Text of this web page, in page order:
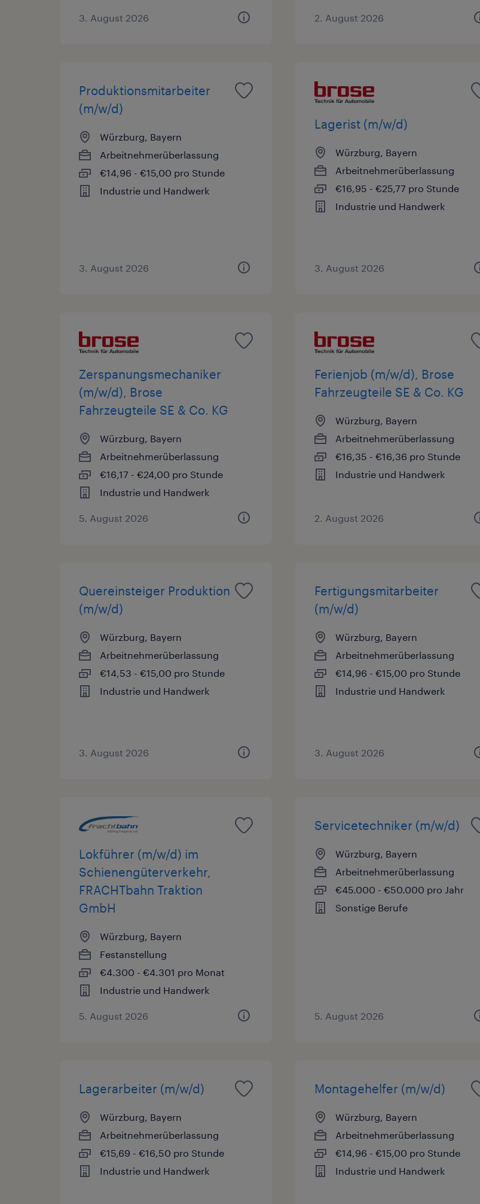
3. August 2026 2. August 2026
Produktionsmitarbeiter
(m/w/d)
Würzburg, Bayern
Arbeitnehmerüberlassung
€14,96 - €15,00 pro Stunde
Industrie und Handwerk
3. August 2026
Lagerist (m/w/d)
Würzburg, Bayern
Arbeitnehmerüberlassung
€16,95 - €25,77 pro Stunde
Industrie und Handwerk
3. August 2026
Zerspanungsmechaniker
(m/w/d), Brose
Fahrzeugteile SE & Co. KG
Würzburg, Bayern
Arbeitnehmerüberlassung
€16,17 - €24,00 pro Stunde
Industrie und Handwerk
5. August 2026
Ferienjob (m/w/d), Brose
Fahrzeugteile SE & Co. KG
Würzburg, Bayern
Arbeitnehmerüberlassung
€16,35 - €16,36 pro Stunde
Industrie und Handwerk
2. August 2026
Quereinsteiger Produktion
(m/w/d)
Würzburg, Bayern
Arbeitnehmerüberlassung
€14,53 - €15,00 pro Stunde
Industrie und Handwerk
3. August 2026
Fertigungsmitarbeiter
(m/w/d)
Würzburg, Bayern
Arbeitnehmerüberlassung
€14,96 - €15,00 pro Stunde
Industrie und Handwerk
3. August 2026
Lokführer (m/w/d) im
Schienengüterverkehr,
FRACHTbahn Traktion
GmbH
Würzburg, Bayern
Festanstellung
€4.300 - €4.301 pro Monat
Industrie und Handwerk
5. August 2026
Servicetechniker (m/w/d)
Würzburg, Bayern
Arbeitnehmerüberlassung
€45.000 - €50.000 pro Jahr
Sonstige Berufe
5. August 2026
Lagerarbeiter (m/w/d)
Würzburg, Bayern
Arbeitnehmerüberlassung
€15,69 - €16,50 pro Stunde
Industrie und Handwerk
Montagehelfer (m/w/d)
Würzburg, Bayern
Arbeitnehmerüberlassung
€14,96 - €15,00 pro Stunde
Industrie und Handwerk